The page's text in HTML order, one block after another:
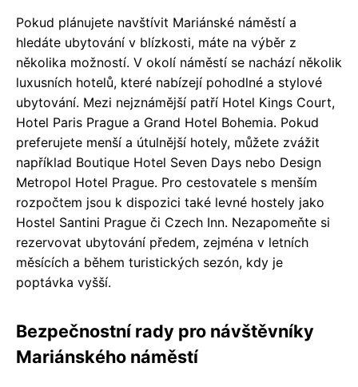
Pokud plánujete navštívit Mariánské náměstí a
hledáte ubytování v blízkosti, máte na výběr z
několika možností. V okolí náměstí se nachází několik
luxusních hotelů, které nabízejí pohodlné a stylové
ubytování. Mezi nejznámější patří Hotel Kings Court,
Hotel Paris Prague a Grand Hotel Bohemia. Pokud
preferujete menší a útulnější hotely, můžete zvážit
například Boutique Hotel Seven Days nebo Design
Metropol Hotel Prague. Pro cestovatele s menším
rozpočtem jsou k dispozici také levné hostely jako
Hostel Santini Prague či Czech Inn. Nezapomeňte si
rezervovat ubytování předem, zejména v letních
měsících a během turistických sezón, kdy je
poptávka vyšší.
Bezpečnostní rady pro návštěvníky
Mariánského náměstí